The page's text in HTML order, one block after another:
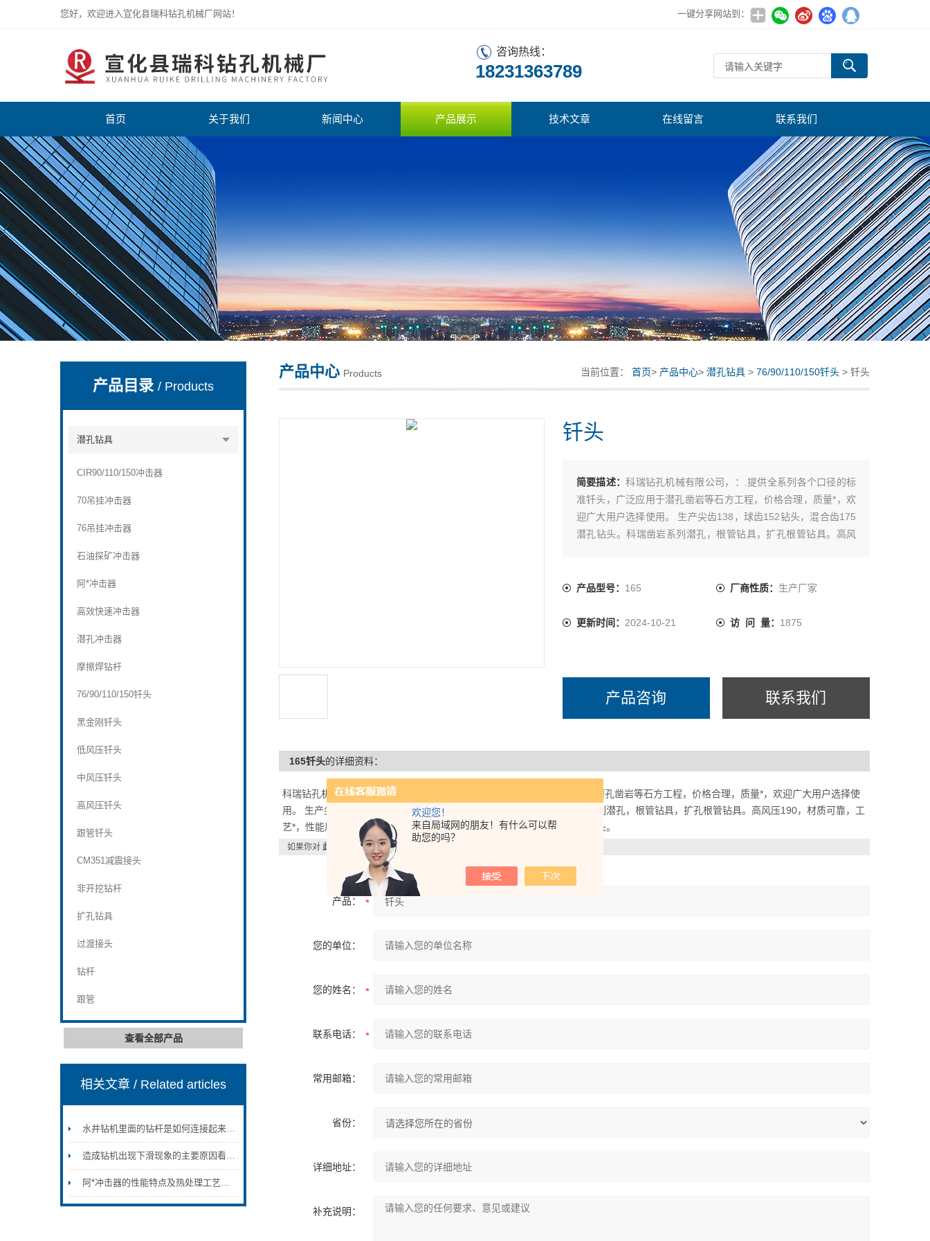
欢迎您！
来自局域网的朋友！有什么可以帮
助您的吗？
您好，欢迎进入宣化县瑞科钻孔机械厂网站！ 一键分享网站到：
宣化县瑞科钻孔机械厂
咨询热线：
18231363789
首页 关于我们 新闻中心 产品展示 技术文章 在线留言 联系我们
产品目录/ Products
潜孔钻具
CIR90/110/150冲击器
70吊挂冲击器
76吊挂冲击器
石油探矿冲击器
阿*冲击器
高效快速冲击器
潜孔冲击器
摩擦焊钻杆
76/90/110/150钎头
黑金刚钎头
低风压钎头
中风压钎头
高风压钎头
跟管钎头
CM351减震接头
非开挖钻杆
扩孔钻具
过渡接头
钻杆
跟管
查看全部产品
相关文章/ Related articles
水井钻机里面的钻杆是如何连接起来的？
造成钻机出现下滑现象的主要原因看完便知
阿*冲击器的性能特点及热处理工艺介绍
产品中心 Products 当前位置： 首页> 产品中心> 潜孔钻具 > 76/90/110/150钎头 > 钎头
钎头
简要描述：科瑞钻孔机械有限公司，：.提供全系列各个口径的标
准钎头，广泛应用于潜孔凿岩等石方工程，价格合理，质量*，欢
迎广大用户选择使用。 生产尖齿138，球齿152钻头，混合齿175
潜孔钻头。科瑞凿岩系列潜孔，根管钻具，扩孔根管钻具。高风
产品型号： 165 厂商性质： 生产厂家
更新时间： 2024-10-21 访 问 量： 1875
产品咨询 联系我们
165钎头的详细资料：
科瑞钻孔机械有限公司，：.提供全系列各个口径的标准钎头，广泛应用于潜孔凿岩等石方工程，价格合理，质量*，欢迎广大用户选择使
用。 生产尖齿138钎头，球齿152钻头，混合齿175潜孔钻头。科瑞凿岩系列潜孔，根管钻具，扩孔根管钻具。高风压190，材质可靠，工
艺*，性能质量保证。低风压潜孔250钻头 硬质合金矿用90B，115A潜孔钻头。
如果你对 此产品 感兴趣，想了解更详细的产品信息，填写下表直接与厂家联系：
产品：
您的单位：
您的姓名：
联系电话：
常用邮箱：
省份：
详细地址：
补充说明：